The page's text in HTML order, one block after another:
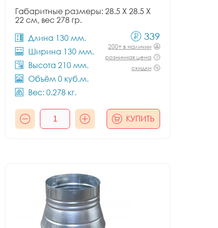
Габаритные размеры: 28.5 X 28.5 X
22 см, вес 278 гр.
Длина 130 мм.
Ширина 130 мм.
Высота 210 мм.
Объём 0 куб.м.
Вес: 0.278 кг.
339
200+ в наличии
розничная цена
скидки
КУПИТЬ